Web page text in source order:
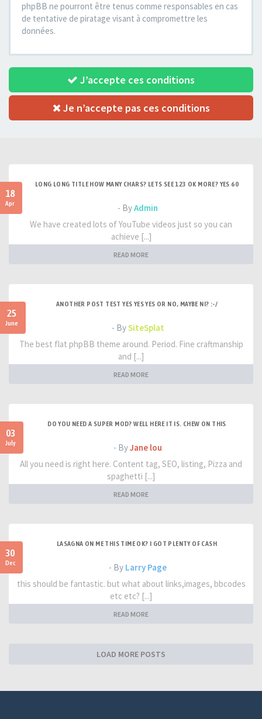
phpBB ne pourront être tenus comme responsables en cas
de tentative de piratage visant à compromettre les
données.
J’accepte ces conditions
Je n’accepte pas ces conditions
18
Apr
LONG LONG TITLE HOW MANY CHARS? LETS SEE 123 OK MORE? YES 60
- ByAdmin
We have created lots of YouTube videos just so you can
achieve [...]
READ MORE
25
June
ANOTHER POST TEST YES YES YES OR NO, MAYBE NI? :-/
- BySiteSplat
The best flat phpBB theme around. Period. Fine craftmanship
and [...]
READ MORE
03
July
DO YOU NEED A SUPER MOD? WELL HERE IT IS. CHEW ON THIS
- ByJane lou
All you need is right here. Content tag, SEO, listing, Pizza and
spaghetti [...]
READ MORE
30
Dec
LASAGNA ON ME THIS TIME OK? I GOT PLENTY OF CASH
- By Larry Page
this should be fantastic. but what about links,images, bbcodes
etc etc? [...]
READ MORE
LOAD MORE POSTS